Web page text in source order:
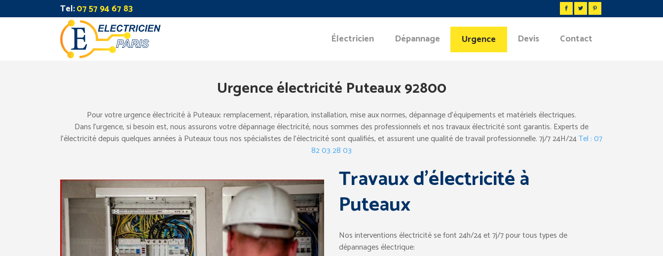
Tel:07 57 94 67 83
Électricien Dépannage Urgence Devis Contact
Urgence électricité Puteaux 92800
Pour votre urgence électricité à Puteaux: remplacement, réparation, installation, mise aux normes, dépannage d’équipements et matériels électriques.
Dans l’urgence, si besoin est, nous assurons votre dépannage électricité, nous sommes des professionnels et nos travaux électricité sont garantis. Experts de
l’électricité depuis quelques années à Puteaux tous nos spécialistes de l’électricité sont qualifiés, et assurent une qualité de travail professionnelle. 7j/7 24H/24Tel : 07
82 03 28 03
Travaux d’électricité à
Puteaux
Nos interventions électricité se font 24h/24 et 7j/7 pour tous types de
dépannages électrique: